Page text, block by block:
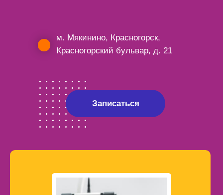
м. Мякинино, Красногорск,
Красногорский бульвар, д. 21
Записаться